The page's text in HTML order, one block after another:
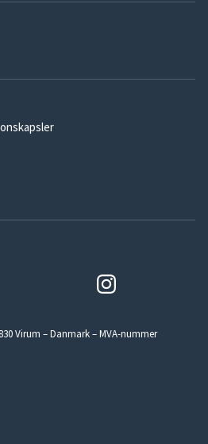
Virum – Danmark – MVA-nummer